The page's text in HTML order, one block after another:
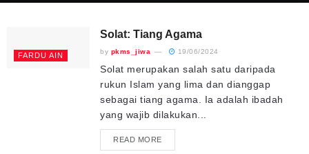
FARDU AIN
Solat: Tiang Agama
by pkms_jiwa 19/06/2024
Solat merupakan salah satu daripada
rukun Islam yang lima dan dianggap
sebagai tiang agama. Ia adalah ibadah
yang wajib dilakukan...
READ MORE